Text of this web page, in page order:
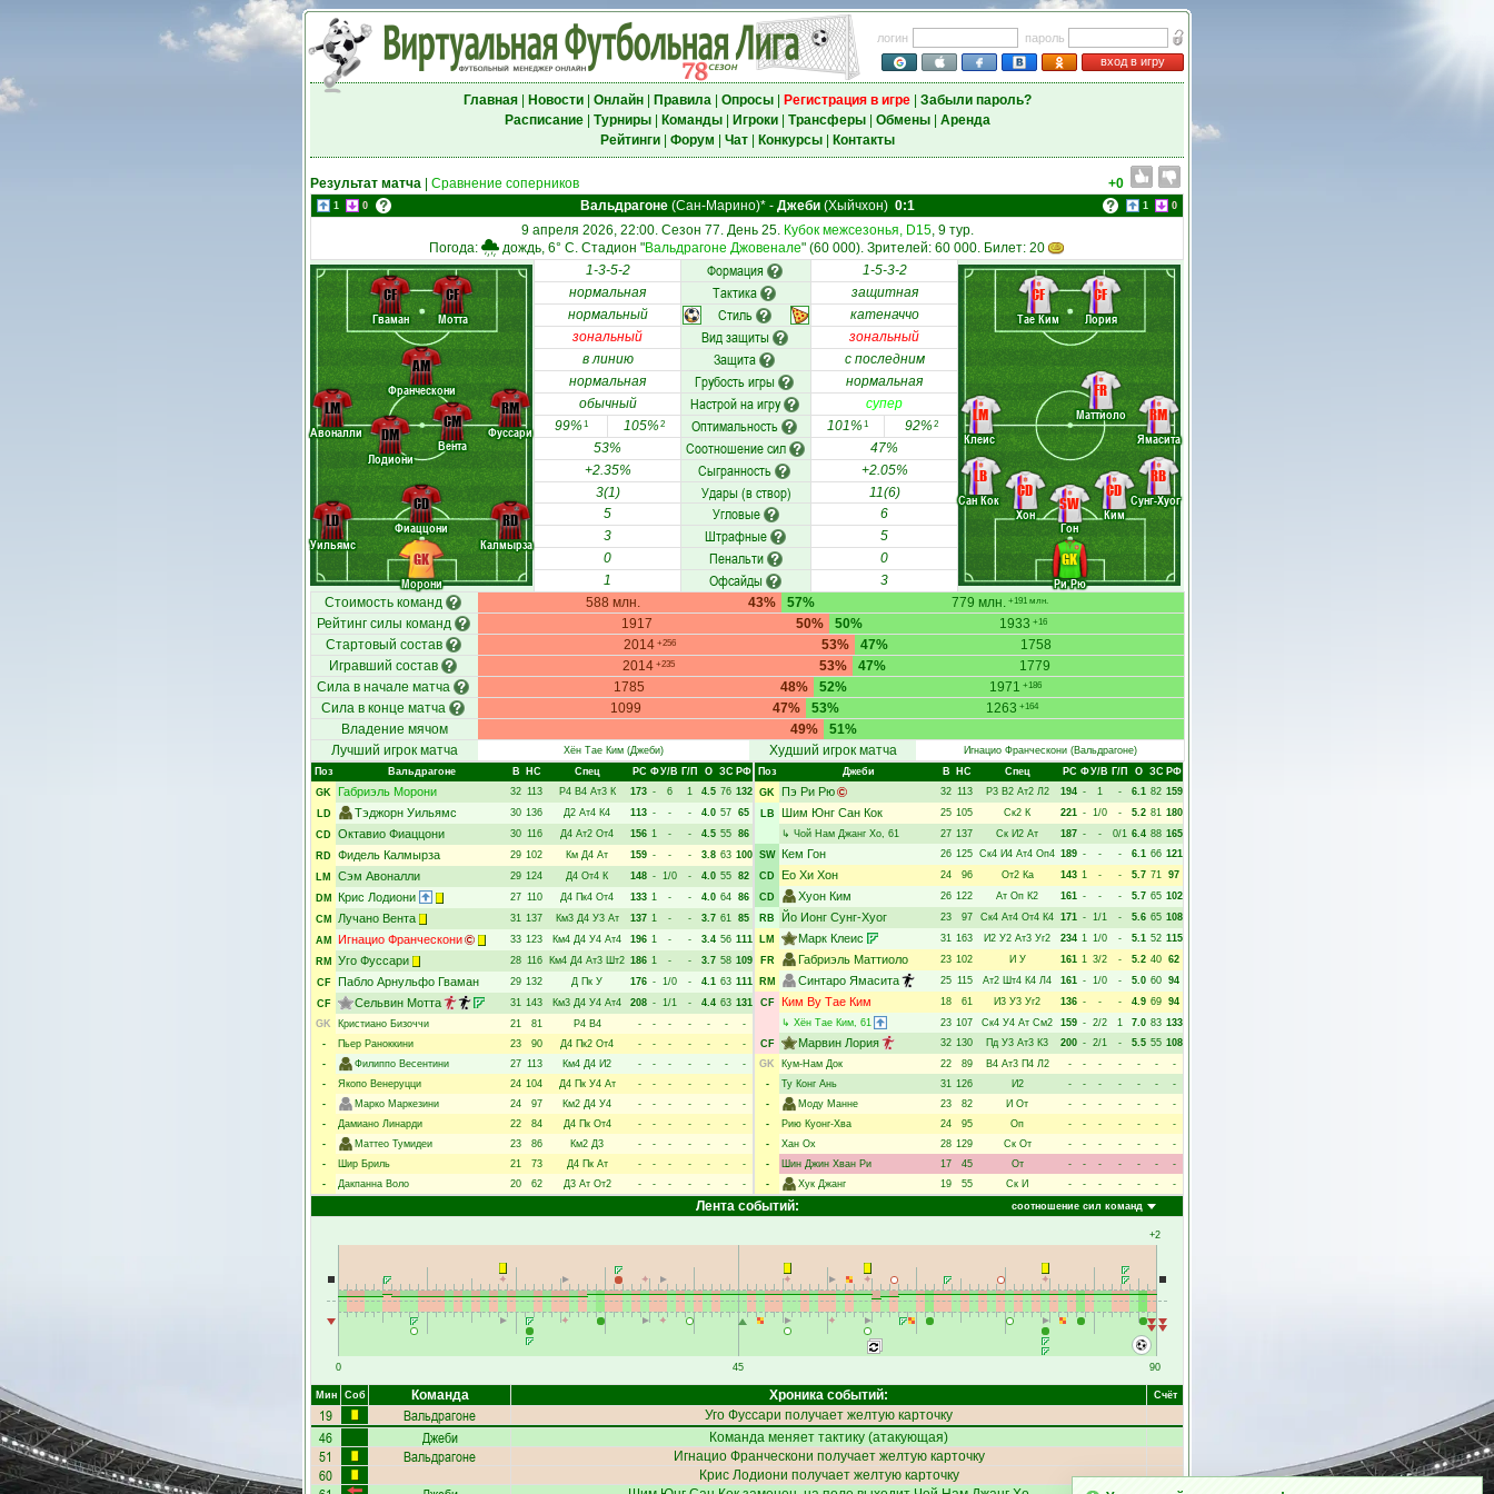
логин
пароль
вход в игру
Главная| Новости| Онлайн| Правила| Опросы| Регистрация в игре| Забыли пароль?
Расписание| Турниры| Команды| Игроки| Трансферы| Обмены| Аренда
Рейтинги| Форум Чат| Конкурсы| Контакты
Результат матча Сравнение соперников +0
1 0 Вальдрагоне(Сан-Марино)*- Джеби(Хыйчхон) 0:1 1 0
9 апреля 2026, 22:00. Сезон 77. День 25. Кубок межсезонья, D15, 9 тур.
Погода:
дождь, 6° C. Стадион "Вальдрагоне Джовенале" (60 000). Зрителей: 60 000. Билет: 20
Морони
Уильямс
Фиаццони
Калмырза
Авоналли
Лодиони
Вента
Франческони
Фуссари
Гваман Мотта
GK
LD
CD
RD
LM
DM
CM
AM
RM
CF CF
1-3-5-2 Формация 1-5-3-2
Ри Рю
Сан Кок
Гон
Хон Ким
Сунг-Хуог
Клеис
Маттиоло
Ямасита
Тае Ким Лория
GK
LB
SW
CD CD
RB
LM
FR
RM
CF CF
нормальная Тактика
защитная
нормальный
Стиль
катеначчо
зональный
Вид защиты
зональный
в линию
Защита
с последним
нормальная
Грубость игры
нормальная
обычный
Настрой на игру
супер
99%1 105%2 Оптимальность 101%1 92%2
53% Соотношение сил
47%
+2.35%
Сыгранность
+2.05%
3(1)
Удары (в створ)
11(6)
5
Угловые
6
3
Штрафные
5
0
Пенальти
0
1
Офсайды
3
Стоимость команд
588 млн. 43% 779 млн. +191 млн.
57%
Рейтинг силы команд
1917 50% 1933 +16
50%
Стартовый состав
2014 +256 53% 1758
47%
Игравший состав
2014 +235 53% 1779
47%
Сила в начале матча
1785 48% 1971 +186
52%
Сила в конце матча
1099 47% 1263 +164
53%
Владение мячом
49%
51%
Лучший игрок матча
Хён Тае Ким (Джеби) Худший игрок матча Игнацио Франческони(Вальдрагоне)
Поз
Вальдрагоне В НC Спец РC ФУ/В Г/П О ЗС РФ
GK
Габриэль Морони 32 113 Р4 В4 Ат3 К 173 - 6 1 4.5 76 132
LD
Тэджорн Уильямс 30 136 Д2 Ат4 К4 113 - - - 4.0 57 65
CD Октавио Фиаццони 30 116 Д4 Ат2 От4 156 1 - - 4.5 55 86
RD Фидель Калмырза 29 102 Км Д4 Ат 159 - - - 3.8 63 100
LM
Сэм Авоналли 29 124 Д4 От4 К 148 - 1/0 - 4.0 55 82
DM
Крис Лодиони 27 110 Д4 Пк4 От4 133 1 - - 4.0 64 86
CM
Лучано Вента 31 137 Км3 Д4 У3 Ат 137 1 - - 3.7 61 85
AM
Игнацио Франческони 33 123 Км4 Д4 У4 Ат4 196 1 - - 3.4 56 111
RM
Уго Фуссари 28 116 Км4 Д4 Ат3 Шт2 186 1 - - 3.7 58 109
CF
Пабло Арнульфо Гваман 29 132 Д Пк У 176 - 1/0 - 4.1 63 111
CF
Сельвин Мотта 31 143 Км3 Д4 У4 Ат4 208 - 1/1 - 4.4 63 131
GK
Кристиано Бизоччи 21 81 Р4 В4 - - - - - -
-
-
Пьер Раноккини 23 90 Д4 Пк2 От4 - - - - - -
-
-
Филиппо Весентини 27 113 Км4 Д4 И2 - - - - - -
-
-
Якопо Венеруцци 24 104 Д4 Пк У4 Ат - - - - - -
-
-
Марко Маркезини 24 97 Км2 Д4 У4 - - - - - -
-
-
Дамиано Линарди 22 84 Д4 Пк От4 - - - - - -
-
-
Маттео Тумидеи 23 86 Км2 Д3 - - - - - -
-
-
Шир Бриль 21 73 Д4 Пк Ат - - - - - -
-
-
Дакпанна Воло 20 62 Д3 Ат От2 - - - - - - -
Поз Джеби В НC Спец РC ФУ/В Г/П О ЗС РФ
GK Пэ Ри Рю 32 113 Р3 В2 Ат2 Л2 194 - 1 - 6.1 82 159
LB
Шим Юнг Сан Кок 25 105 Ск2 К 221 - 1/0 - 5.2 81 180
↳ Чой Нам Джанг Хо, 61 27 137 Ск И2 Ат 187 - - 0/1 6.4 88 165
SW
Кем Гон 26 125 Ск4 И4 Ат4 Оп4 189 - - - 6.1 66 121
CD
Ео Хи Хон 24 96 От2 Ка 143 1 - - 5.7 71 97
CD
Хуон Ким 26 122 Ат Оп К2 161 - - - 5.7 65 102
RB
Йо Ионг Сунг-Хуог 23 97 Ск4 Ат4 От4 К4 171 - 1/1 - 5.6 65 108
LM
Марк Клеис 31 163 И2 У2 Ат3 Уг2 234 1 1/0 - 5.1 52 115
FR
Габриэль Маттиоло 23 102 И У 161 1 3/2 - 5.2 40 62
RM
Синтаро Ямасита 25 115 Ат2 Шт4 К4 Л4 161 - 1/0 - 5.0 60 94
CF
Ким Ву Тае Ким 18 61 И3 У3 Уг2 136 - - - 4.9 69 94
↳ Хён Тае Ким, 61 23 107 Ск4 У4 Ат См2 159 - 2/2 1 7.0 83 133
CF
Марвин Лория 32 130 Пд У3 Ат3 К3 200 - 2/1 - 5.5 55 108
GK
Кум-Нам Док 22 89 В4 Ат3 П4 Л2 - - - - - -
-
-
Ту Конг Ань 31 126 И2 - - - - - -
-
-
Моду Манне 23 82 И От - - - - - -
-
-
Рию Куонг-Хва 24 95 Оп - - - - - -
-
-
Хан Ох 28 129 Ск От - - - - - -
-
-
Шин Джин Хван Ри 17 45 От - - - - - -
-
-
Хук Джанг 19 55 Ск И - - - - - -
-
соотношение сил команд
Лента событий:
0 45
+2
90
Мин Соб Команда Хроника событий: Счёт
19 Вальдрагоне Уго Фуссари получает желтую карточку
46 Джеби Команда меняет тактику (атакующая)
51 Вальдрагоне Игнацио Франческони получает желтую карточку
60 Крис Лодиони получает желтую карточку